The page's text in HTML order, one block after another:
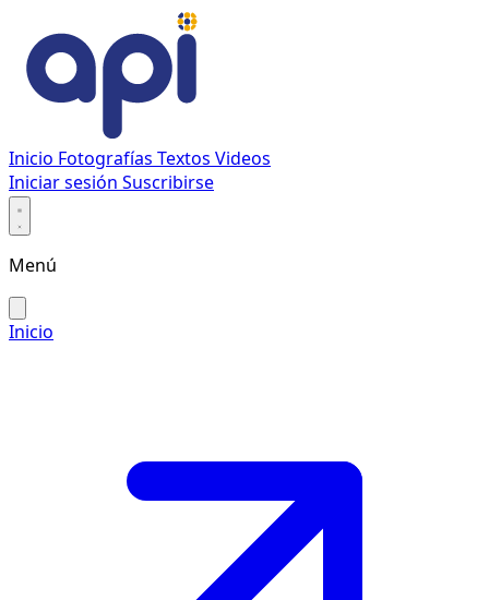
Inicio Fotografías Textos Videos
Iniciar sesión Suscribirse
Menú
Inicio